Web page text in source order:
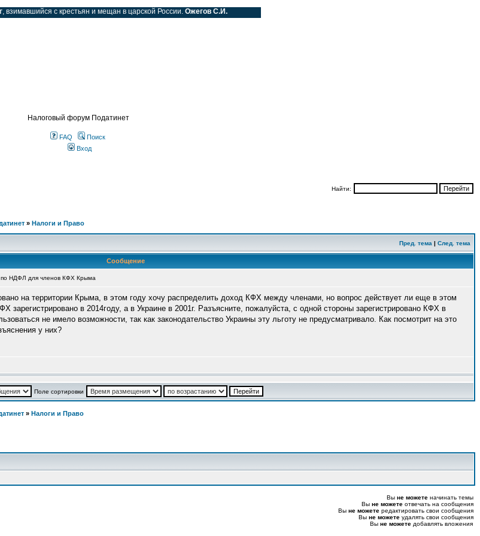
с крестьян и мещан в царской России.Ожегов С.И.
Налоговый форум Податинет
FAQ
Поиск
Вход
Найти:
» Налоги и Право
Пред. тема | След. тема
Сообщение
НДФЛ для членов КФХ Крыма
на территории Крыма, в этом году хочу распределить доход КФХ между членами, но вопрос действует ли еще в этом
в 2014году, а в Украине в 2001г. Разъясните, пожалуйста, с одной стороны зарегистрировано КФХ в
не имело возможности, так как законодательство Украины эту льготу не предусматривало. Как посмотрит на это
у них?
Поле сортировки
» Налоги и Право
Вы не можете начинать темы
Вы не можете отвечать на сообщения
Вы не можете редактировать свои сообщения
Вы не можете удалять свои сообщения
Вы не можете добавлять вложения